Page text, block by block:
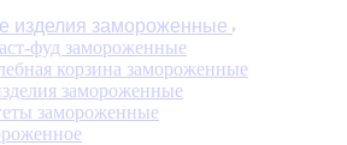
изделия замороженные
фуд замороженные
корзина замороженные
замороженные
замороженные